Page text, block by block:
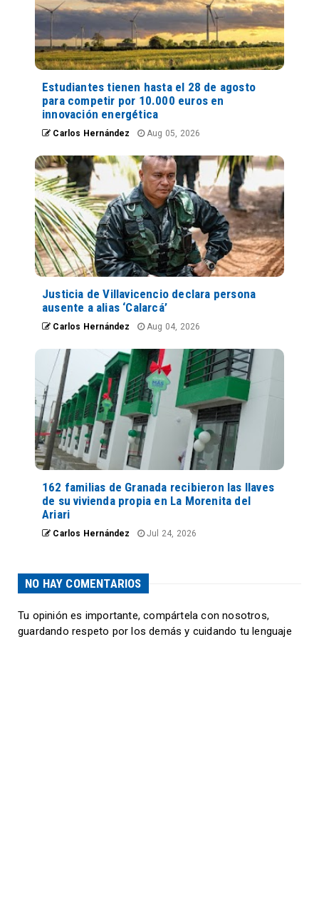
Estudiantes tienen hasta el 28 de agosto
para competir por 10.000 euros en
innovación energética
Carlos Hernández Aug 05, 2026
Justicia de Villavicencio declara persona
ausente a alias ‘Calarcá’
Carlos Hernández Aug 04, 2026
162 familias de Granada recibieron las llaves
de su vivienda propia en La Morenita del
Ariari
Carlos Hernández Jul 24, 2026
NO HAY COMENTARIOS
Tu opinión es importante, compártela con nosotros,
guardando respeto por los demás y cuidando tu lenguaje